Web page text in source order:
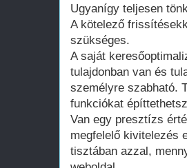
Ugyanígy teljesen
A kötelező
szükséges.
A saját
tulajdonban van és
személyre szabható.
funkciókat
Van egy presztízs
megfelelő kivitelezés
tisztában azzal,